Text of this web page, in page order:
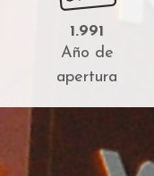
1.991
Año de
apertura